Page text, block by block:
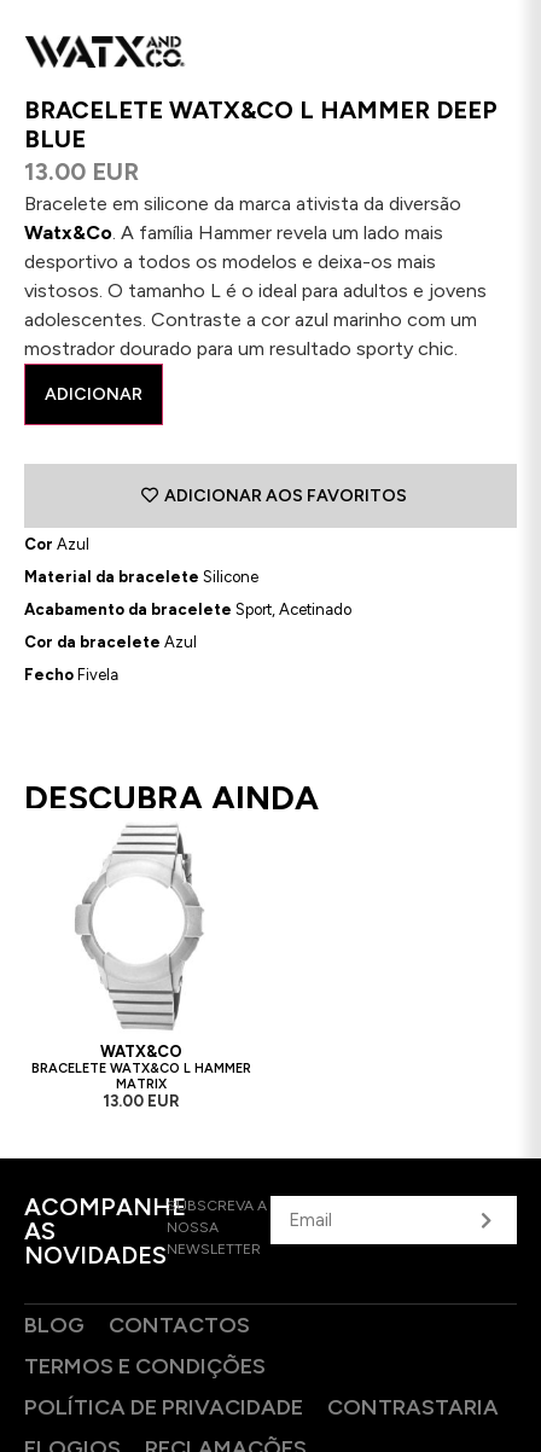
BRACELETE WATX&CO L HAMMER DEEP
BLUE
13.00 EUR
Bracelete em silicone da marca ativista da diversão
Watx&Co. A família Hammer revela um lado mais
desportivo a todos os modelos e deixa-os mais
vistosos. O tamanho L é o ideal para adultos e jovens
adolescentes. Contraste a cor azul marinho com um
mostrador dourado para um resultado sporty chic.
ADICIONAR
ADICIONAR AOS FAVORITOS
Cor Azul
Material da bracelete Silicone
Acabamento da bracelete Sport, Acetinado
Cor da bracelete Azul
Fecho Fivela
DESCUBRA AINDA
WATX&CO
BRACELETE WATX&CO L HAMMER
MATRIX
13.00 EUR
ACOMPANHE
AS
NOVIDADES
SUBSCREVA A
NOSSA
NEWSLETTER
BLOG
CONTACTOS
TERMOS E CONDIÇÕES
POLÍTICA DE PRIVACIDADE
CONTRASTARIA